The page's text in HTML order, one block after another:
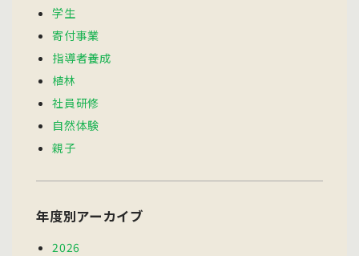
学生
寄付事業
指導者養成
植林
社員研修
自然体験
親子
年度別アーカイブ
2026